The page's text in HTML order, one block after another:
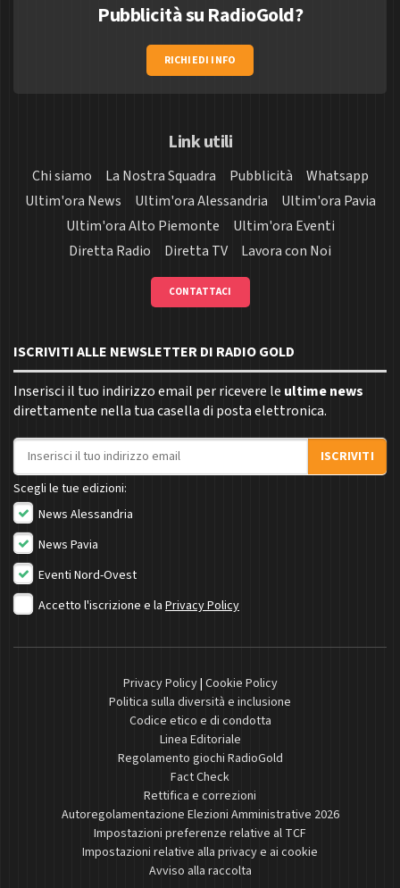
Pubblicità su RadioGold?
RICHIEDI INFO
Link utili
Chi siamo La Nostra Squadra Pubblicità
Whatsapp
Ultim'ora News
Ultim'ora Alessandria
Ultim'ora Pavia
Ultim'ora Alto Piemonte
Ultim'ora Eventi
Diretta Radio
Diretta TV Lavora con Noi
CONTATTACI
ISCRIVITI ALLE NEWSLETTER DI RADIO GOLD
Inserisci il tuo indirizzo email per ricevere le ultime news
direttamente nella tua casella di posta elettronica.
Indirizzo email
ISCRIVITI
Scegli le tue edizioni:
News Alessandria
News Pavia
Eventi Nord-Ovest
Accetto l'iscrizione e la Privacy Policy
Privacy Policy| Cookie Policy
Politica sulla diversità e inclusione
Codice etico e di condotta
Linea Editoriale
Regolamento giochi RadioGold
Fact Check
Rettifica e correzioni
Autoregolamentazione Elezioni Amministrative 2026
Impostazioni preferenze relative al TCF
Impostazioni relative alla privacy e ai cookie
Avviso alla raccolta